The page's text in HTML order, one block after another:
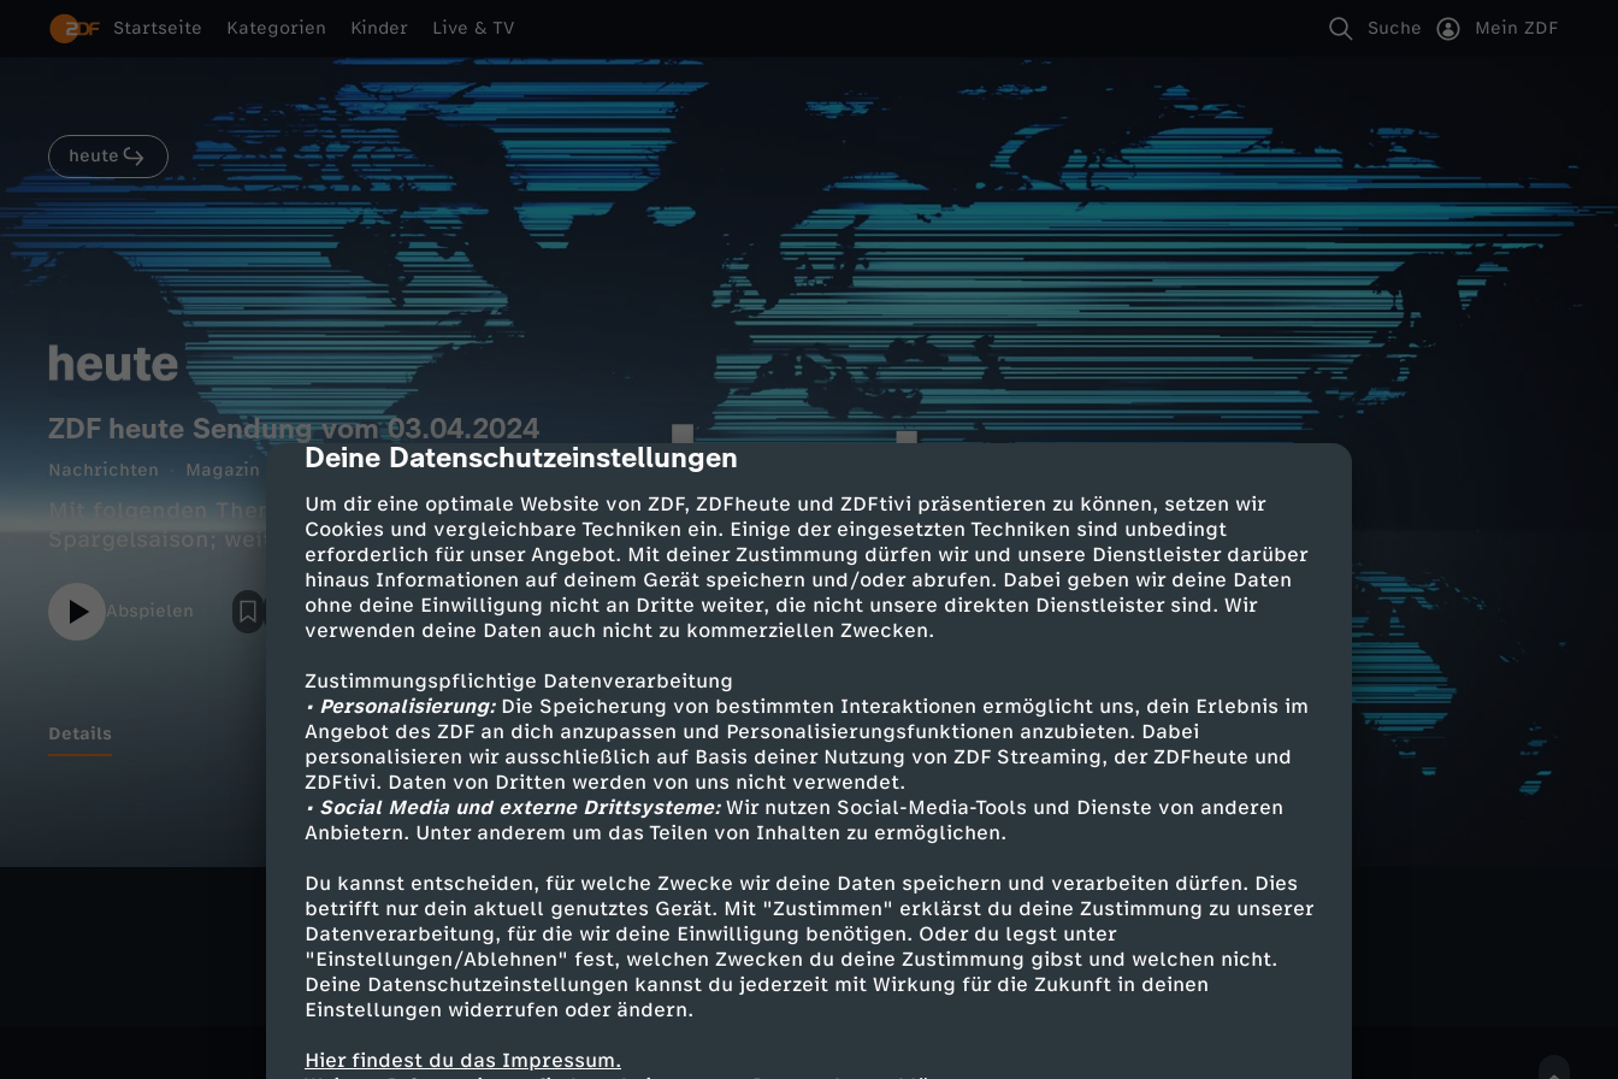
cmp-dialog-description
Deine Datenschutzeinstellungen
Um dir eine optimale Website von ZDF, ZDFheute und ZDFtivi präsentieren zu können, setzen wir
Cookies und vergleichbare Techniken ein. Einige der eingesetzten Techniken sind unbedingt
erforderlich für unser Angebot. Mit deiner Zustimmung dürfen wir und unsere Dienstleister darüber
hinaus Informationen auf deinem Gerät speichern und/oder abrufen. Dabei geben wir deine Daten
ohne deine Einwilligung nicht an Dritte weiter, die nicht unsere direkten Dienstleister sind. Wir
verwenden deine Daten auch nicht zu kommerziellen Zwecken.
Zustimmungspflichtige Datenverarbeitung
• Personalisierung:Die Speicherung von bestimmten Interaktionen ermöglicht uns, dein Erlebnis im
Angebot des ZDF an dich anzupassen und Personalisierungsfunktionen anzubieten. Dabei
personalisieren wir ausschließlich auf Basis deiner Nutzung von ZDF Streaming, der ZDFheute und
ZDFtivi. Daten von Dritten werden von uns nicht verwendet.
• Social Media und externe Drittsysteme:Wir nutzen Social-Media-Tools und Dienste von anderen
Anbietern. Unter anderem um das Teilen von Inhalten zu ermöglichen.
Du kannst entscheiden, für welche Zwecke wir deine Daten speichern und verarbeiten dürfen. Dies
betrifft nur dein aktuell genutztes Gerät. Mit "Zustimmen" erklärst du deine Zustimmung zu unserer
Datenverarbeitung, für die wir deine Einwilligung benötigen. Oder du legst unter
"Einstellungen/Ablehnen" fest, welchen Zwecken du deine Zustimmung gibst und welchen nicht.
Deine Datenschutzeinstellungen kannst du jederzeit mit Wirkung für die Zukunft in deinen
Einstellungen widerrufen oder ändern.
Hier findest du das Impressum.
Startseite Kategorien Kinder Live & TV Suche Mein ZDF
heute
ZDF heute Sendung vom 03.04.2024
Nachrichten Magazin informativ 10 Min. 03.04.2024 ZDF
Mit folgenden Themen: Schweres Erdbeben in Taiwan; Start in die
Spargelsaison; weiteren Nachrichten und dem Wetter.
Abspielen
Details
Ähnliche Inhalte entdecken
Nachrichten Magazin informativ heute